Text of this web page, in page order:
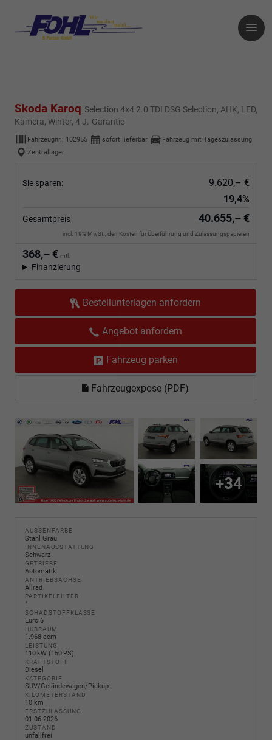
Skoda Karoq Selection 4x4 2.0 TDI DSG Selection, AHK, LED,
Kamera, Winter, 4 J.-Garantie
Fahrzeugnr.: 102955 sofort lieferbar
Fahrzeug mit Tageszulassung
Zentrallager
Sie sparen:
9.620,– €
19,4%
Gesamtpreis 40.655,– €
incl. 19% MwSt., den Kosten für Überführung und Zulassungspapieren
368,– € mtl.
Finanzierung
Bestellunterlagen anfordern
Angebot anfordern
Fahrzeug parken
Fahrzeugexpose (PDF)
+34
AUSSENFARBE
Stahl Grau
INNENAUSSTATTUNG
Schwarz
GETRIEBE
Automatik
ANTRIEBSACHSE
Allrad
PARTIKELFILTER
1
SCHADSTOFFKLASSE
Euro 6
HUBRAUM
1.968 ccm
LEISTUNG
110 kW (150 PS)
KRAFTSTOFF
Diesel
KATEGORIE
SUV/Geländewagen/Pickup
KILOMETERSTAND
10 km
ERSTZULASSUNG
01.06.2026
ZUSTAND
unfallfrei